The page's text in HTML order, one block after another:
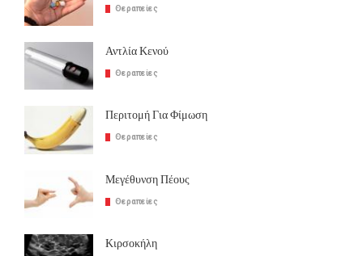
Θεραπείες
Αντλία Κενού
Θεραπείες
Περιτομή Για Φίμωση
Θεραπείες
Μεγέθυνση Πέους
Θεραπείες
Κιρσοκήλη